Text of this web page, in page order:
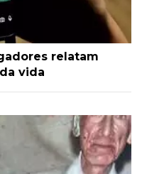
relatam
vida